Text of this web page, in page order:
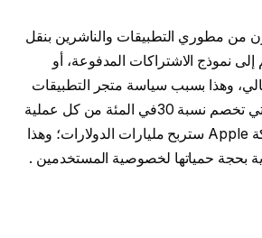
من مطوري التطبيقات والناشرين بنقل
نموذج الاشتراكات المدفوعة، أو
وهذا بسبب سياسة متجر التطبيقات
الخاصة بشركة آبل التي تخصم نسبة 30في المئة من كل عملية
شراء، لذلك فان شركة Apple ستربح مليارات الدولارات؛ وهذا
بحجة حمياتها لخصوصية المستخدمين .